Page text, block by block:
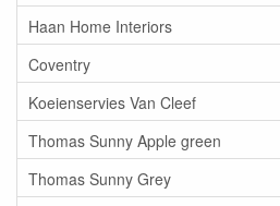
Haan Home Interiors
Coventry
Koeienservies Van Cleef
Thomas Sunny Apple green
Thomas Sunny Grey